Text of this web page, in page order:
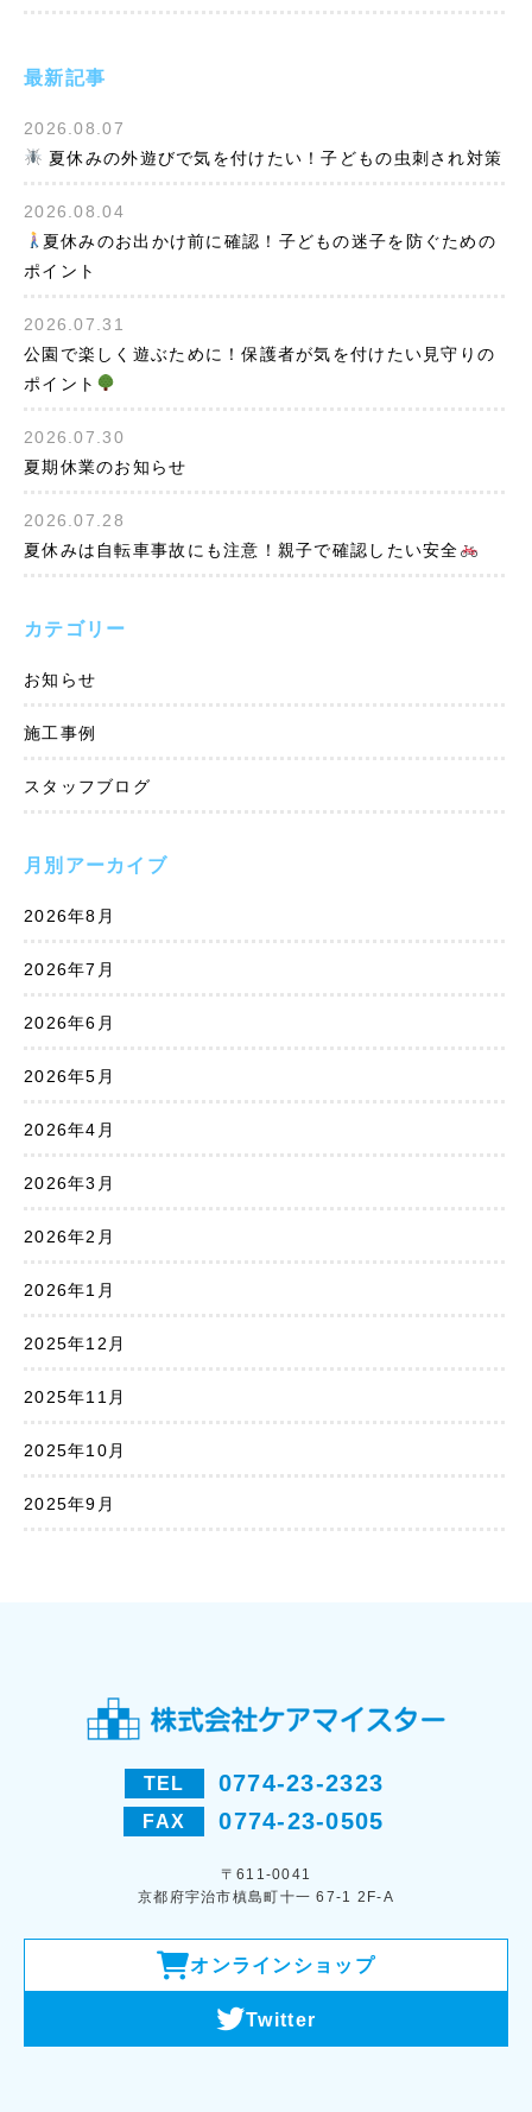
最新記事
2026.08.07
夏休みの外遊びで気を付けたい！子どもの虫刺され対策
2026.08.04
夏休みのお出かけ前に確認！子どもの迷子を防ぐための
ポイント
2026.07.31
公園で楽しく遊ぶために！保護者が気を付けたい見守りの
ポイント
2026.07.30
夏期休業のお知らせ
2026.07.28
夏休みは自転車事故にも注意！親子で確認したい安全
カテゴリー
お知らせ
施工事例
スタッフブログ
月別アーカイブ
2026年8月
2026年7月
2026年6月
2026年5月
2026年4月
2026年3月
2026年2月
2026年1月
2025年12月
2025年11月
2025年10月
2025年9月
TEL 0774-23-2323
FAX 0774-23-0505
〒611-0041
京都府宇治市槙島町十一 67-1 2F-A
オンラインショップ
Twitter